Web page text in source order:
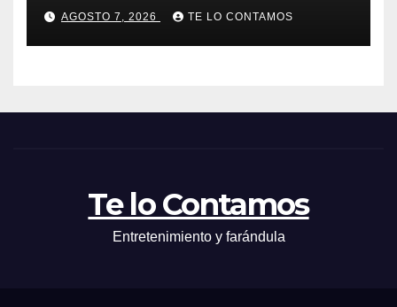
AGOSTO 7, 2026 TE LO CONTAMOS
Te lo Contamos
Entretenimiento y farándula